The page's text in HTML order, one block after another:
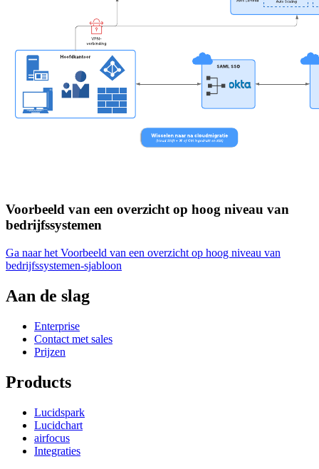
Voorbeeld van een overzicht op hoog niveau van
bedrijfssystemen
Ga naar het Voorbeeld van een overzicht op hoog niveau van
bedrijfssystemen-sjabloon
Aan de slag
Enterprise
Contact met sales
Prijzen
Products
Lucidspark
Lucidchart
airfocus
Integraties